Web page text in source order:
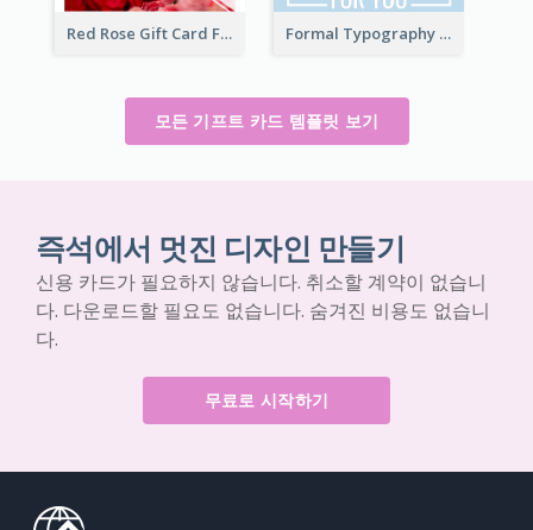
Red Rose Gift Card For Couples Formal Typography Gift Card
모든 기프트 카드 템플릿 보기
즉석에서 멋진 디자인 만들기
신용 카드가 필요하지 않습니다. 취소할 계약이 없습니
다. 다운로드할 필요도 없습니다. 숨겨진 비용도 없습니
다.
무료로 시작하기